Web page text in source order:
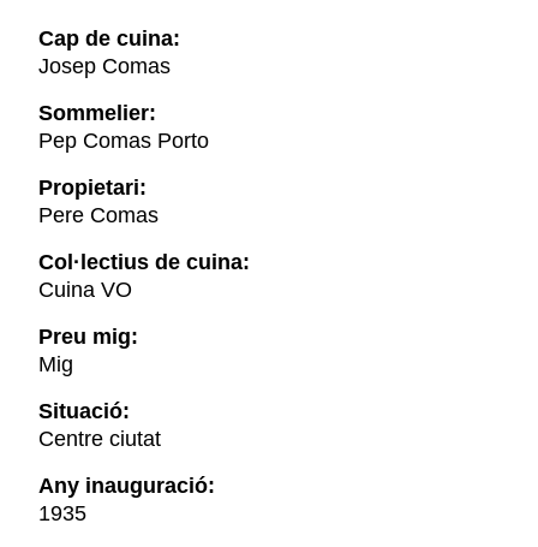
Cap de cuina:
Josep Comas
Sommelier:
Pep Comas Porto
Propietari:
Pere Comas
Col·lectius de cuina:
Cuina VO
Preu mig:
Mig
Situació:
Centre ciutat
Any inauguració:
1935